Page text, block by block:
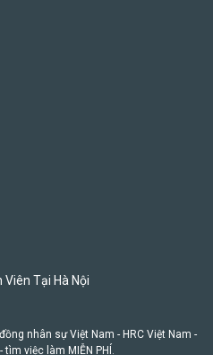
Viên Tại Hà Nội
nhân sự Việt Nam - HRC Việt Nam -
tìm việc làm MIỄN PHÍ.